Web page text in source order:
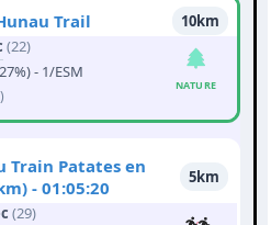
Trail
10km
(22)
- 1/ESM
NATURE
Train Patates en
- 01:05:20
5km
(29)